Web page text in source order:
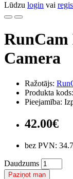
Lūdzu login vai
RunCam
Camera
Ražotājs:
Produkta
Pieejamība:
42.00€
bez PVN:
Daudzums
Paziņot man